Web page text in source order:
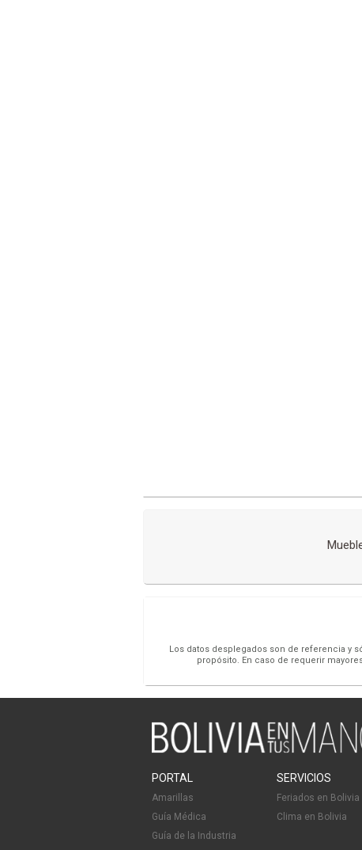
Los datos desplegados son de referencia y
propósito. En caso de requerir
PORTAL
Amarillas
Guía Médica
Guía de la Industria
SERVICIOS
Feriados en Bolivia
Clima en Bolivia